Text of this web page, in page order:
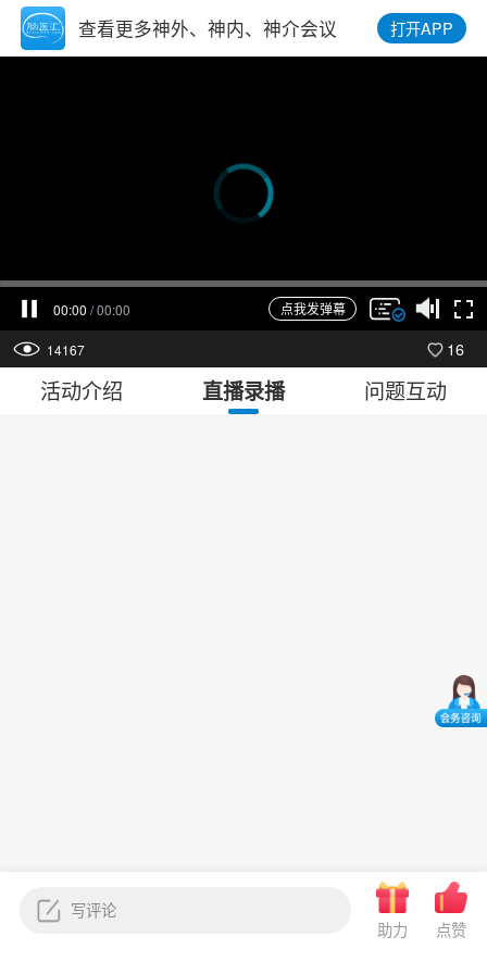
查看更多神外、神内、神介会议 打开APP
00:00 /00:00 点我发弹幕
14167 16
活动介绍 直播录播 问题互动
助力 点赞